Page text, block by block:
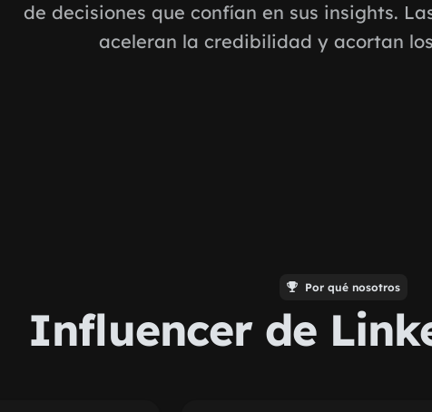
de decisiones que confían en sus insights.
aceleran la credibilidad y acortan
Por qué nosotros
Influencer de